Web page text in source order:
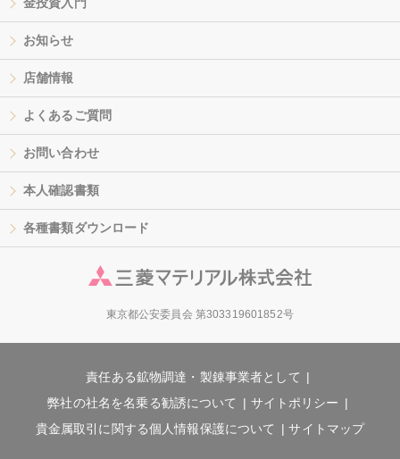
お知らせ
店舗情報
よくあるご質問
お問い合わせ
本人確認書類
各種書類ダウンロード
東京都公安委員会 第303319601852号
責任ある鉱物調達・製錬事業者として
弊社の社名を名乗る勧誘について
サイトポリシー
貴金属取引に関する個人情報保護について
サイトマップ